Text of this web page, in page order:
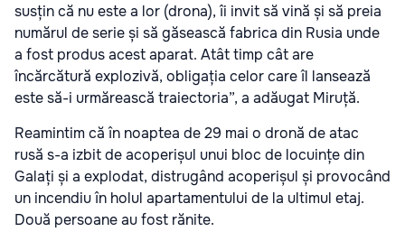
susțin că nu este a lor (drona), îi invit să vină și să preia
numărul de serie și să găsească fabrica din Rusia unde
a fost produs acest aparat. Atât timp cât are
încărcătură explozivă, obligația celor care îl lansează
este să-i urmărească traiectoria”, a adăugat Miruță.
Reamintim că în noaptea de 29 mai o dronă de atac
rusă s-a izbit de acoperișul unui bloc de locuințe din
Galați și a explodat, distrugând acoperișul și provocând
un incendiu în holul apartamentului de la ultimul etaj.
Două persoane au fost rănite.